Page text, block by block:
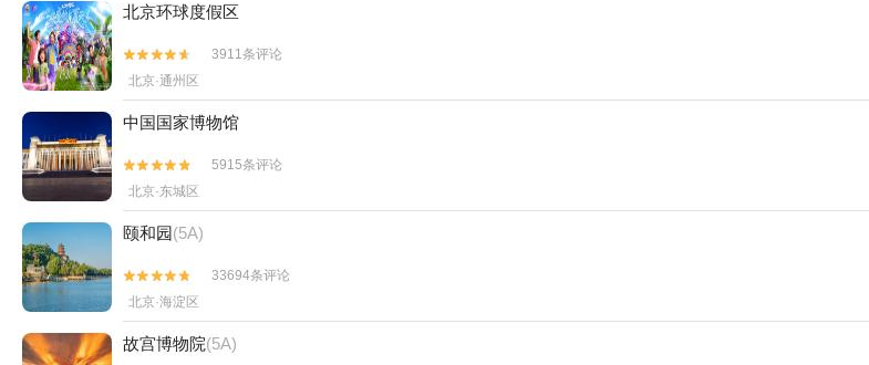
北京环球度假区


3911条评论
北京·通州区
中国国家博物馆


5915条评论
北京·东城区
颐和园(5A)


33694条评论
北京·海淀区
故宫博物院(5A)